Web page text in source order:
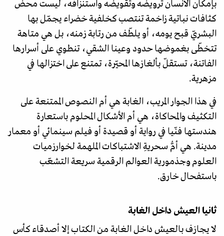
بإمكان الانسان ترويضه وتقويضه واستنزافه، ليست محض
كثافات نباتية زاخمة تنتصب كخلفية خضراء يجمّل بها
البشريّ قبح يومه، أو يلطّف من رتابة زمنه، بل هي متاهة
تتخطّى بغموضها حدود وعينا الشقي، تنطوي على أسرارها
الفاتنة، تستقلّ بألغازها المحيّرة، تمتنع على اختزالها في
مزهرية.
في هذا الجوار المريب، الغابة هي أم النصوص الممتنعة على
التكثيف والمحاكاة، هي أم الأشكال المحلوم باستعارة
هندستها فنّيا في رواية أو قصيدة أو فيلم سينمائي أو معمار
مدينة. هي أمُّ سحريةِ الاشتباكات الملهمة لخوارزميات
العلوم وجذمورية العوالم الرقمية سريعة التشعّب
باستفحال خارق.
ثانيا العيش داخل الغابة
لا يجازف بالعيش داخل الغابة من الكتاب إلا أصدقاء كأس